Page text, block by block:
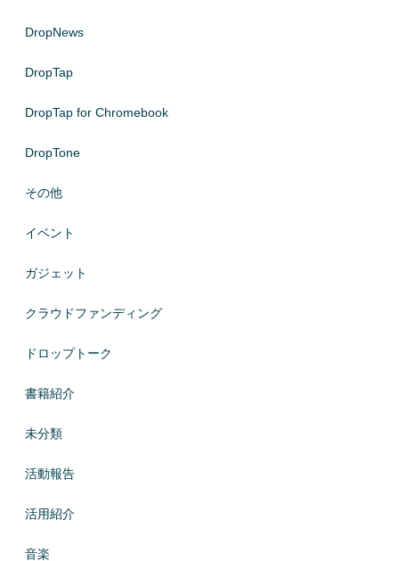
DropNews
DropTap
DropTap for Chromebook
DropTone
その他
イベント
ガジェット
クラウドファンディング
ドロップトーク
書籍紹介
未分類
活動報告
活用紹介
音楽